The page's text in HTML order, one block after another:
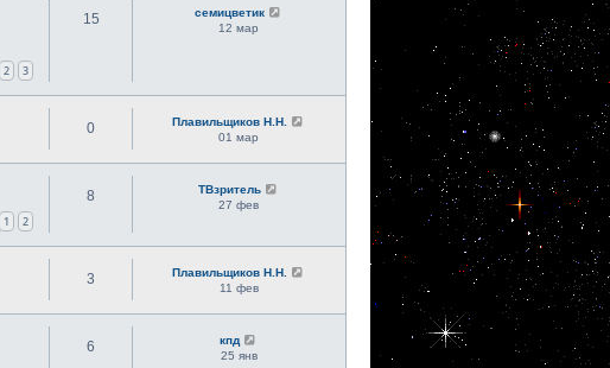
2 3
15
семицветик
12 мар
0
Плавильщиков Н.Н.
01 мар
1 2
8
ТВзритель
27 фев
3
Плавильщиков Н.Н.
11 фев
6
кпд
25 янв